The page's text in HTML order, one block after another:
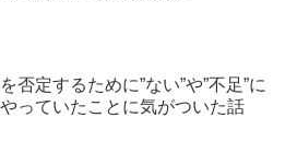
否定するために”ない”や”不足”に
っていたことに気がついた話